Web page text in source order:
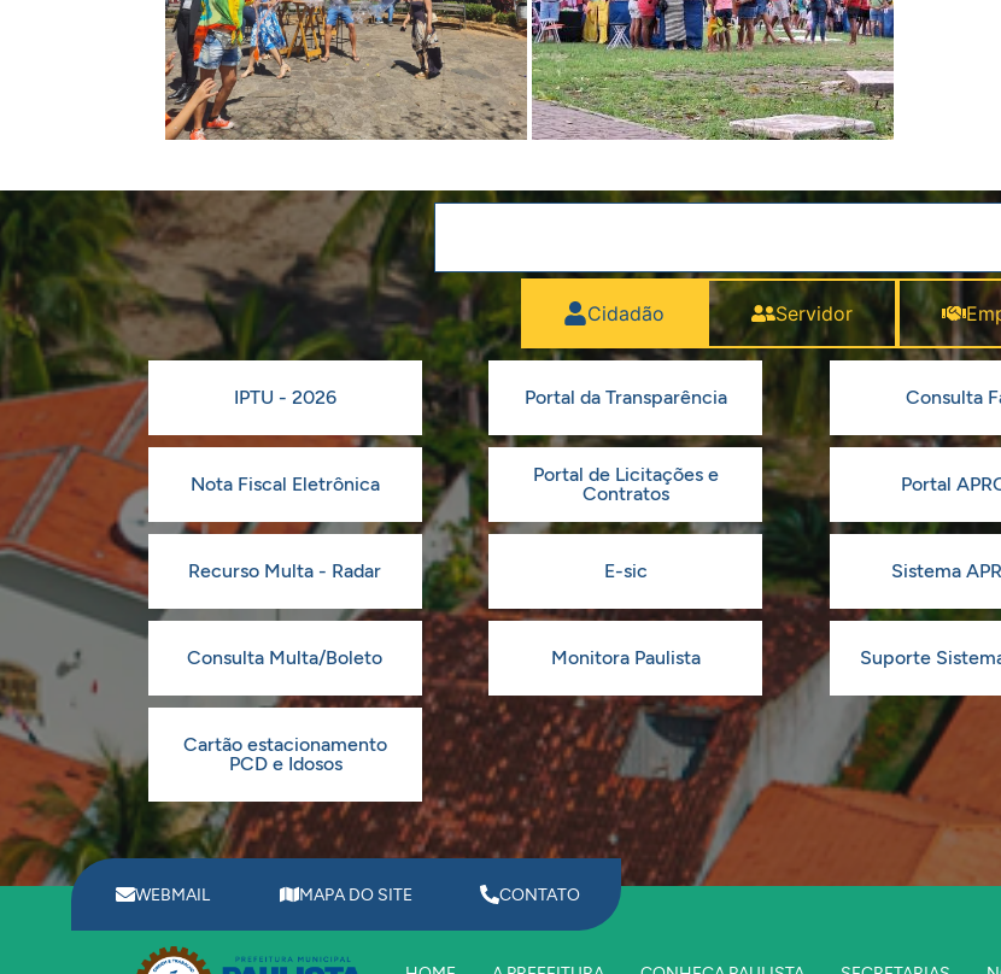
Cidadão Servidor
IPTU - 2026 Portal da Transparência Consulta
Nota Fiscal Eletrônica
Portal de Licitações e
Contratos
Portal
Recurso Multa - Radar E-sic Sistema
Consulta Multa/Boleto Monitora Paulista Suporte
Cartão estacionamento
PCD e Idosos
WEBMAIL MAPA DO SITE CONTATO